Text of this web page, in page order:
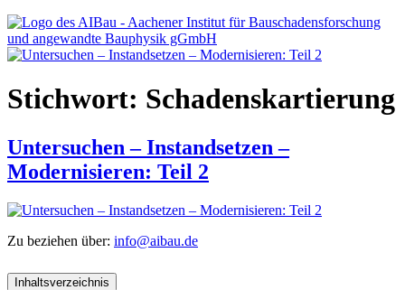
angewandte Bauphysik
Stichwort: Schadenskartierung
Untersuchen – Instandsetzen –
Modernisieren: Teil 2
Zu beziehen über: info@aibau.de
Inhaltsverzeichnis